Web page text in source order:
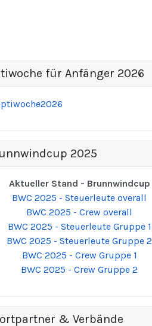
für Anfänger 2026
2025
Aktueller Stand - Brunnwindcup
BWC 2025 - Steuerleute overall
BWC 2025 - Crew overall
BWC 2025 - Steuerleute Gruppe 1
BWC 2025 - Steuerleute Gruppe 2
BWC 2025 - Crew Gruppe 1
BWC 2025 - Crew Gruppe 2
& Verbände